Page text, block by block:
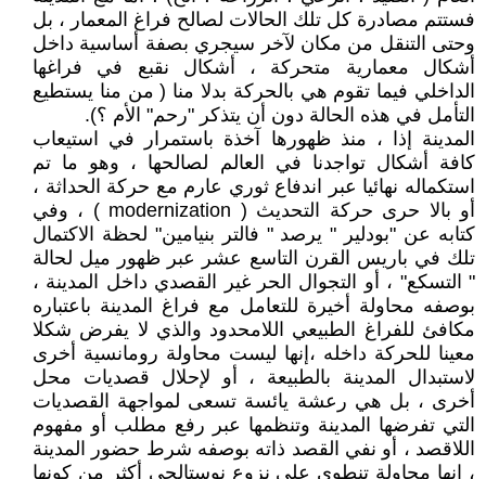
فستتم مصادرة كل تلك الحالات لصالح فراغ المعمار ، بل
وحتى التنقل من مكان لآخر سيجري بصفة أساسية داخل
أشكال معمارية متحركة ، أشكال نقبع في فراغها
الداخلي فيما تقوم هي بالحركة بدلا منا ( من منا يستطيع
التأمل في هذه الحالة دون أن يتذكر "رحم" الأم ؟).
المدينة إذا ، منذ ظهورها آخذة باستمرار في استيعاب
كافة أشكال تواجدنا في العالم لصالحها ، وهو ما تم
استكماله نهائيا عبر اندفاع ثوري عارم مع حركة الحداثة ،
أو بالا حرى حركة التحديث ( modernization ) ، وفي
كتابه عن "بودلير " يرصد " فالتر بنيامين" لحظة الاكتمال
تلك في باريس القرن التاسع عشر عبر ظهور ميل لحالة
" التسكع" ، أو التجوال الحر غير القصدي داخل المدينة ،
بوصفه محاولة أخيرة للتعامل مع فراغ المدينة باعتباره
مكافئ للفراغ الطبيعي اللامحدود والذي لا يفرض شكلا
معينا للحركة داخله ،إنها ليست محاولة رومانسية أخرى
لاستبدال المدينة بالطبيعة ، أو لإحلال قصديات محل
أخرى ، بل هي رعشة يائسة تسعى لمواجهة القصديات
التي تفرضها المدينة وتنظمها عبر رفع مطلب أو مفهوم
اللاقصد ، أو نفي القصد ذاته بوصفه شرط حضور المدينة
، إنها محاولة تنطوي على نزوع نوستالجي أكثر من كونها